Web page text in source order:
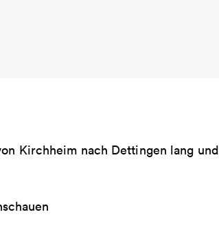
Kirchheim nach Dettingen lang und